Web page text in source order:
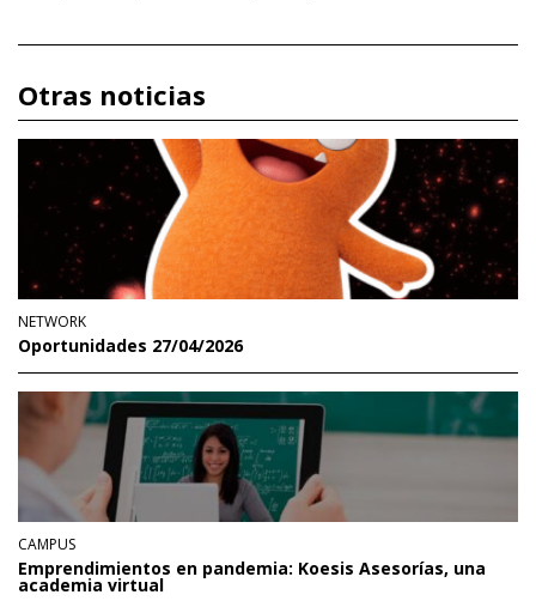
Otras noticias
NETWORK
Oportunidades 27/04/2026
CAMPUS
Emprendimientos en pandemia: Koesis Asesorías, una
academia virtual